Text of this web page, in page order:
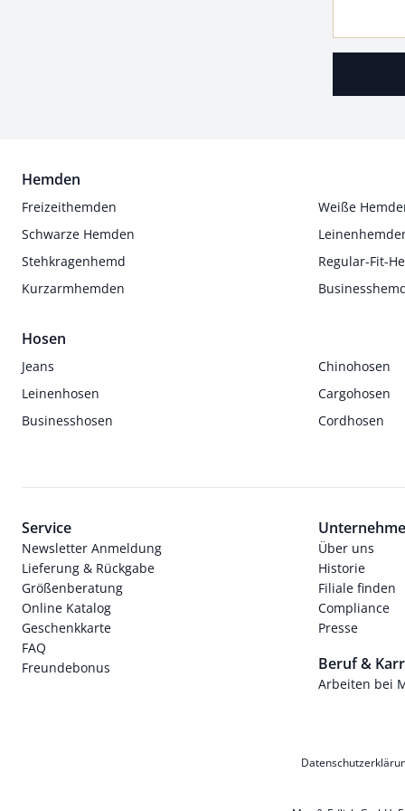
Hemden
Freizeithemden
Weiße
Schwarze Hemden
Stehkragenhemd
Regular-Fit-
Kurzarmhemden
Hosen
Jeans
Chinohosen
Leinenhosen
Cargohosen
Businesshosen
Cordhosen
Service
Newsletter Anmeldung
Lieferung & Rückgabe
Größenberatung
Online Katalog
Geschenkkarte
FAQ
Freundebonus
Über uns
Historie
Filiale finden
Compliance
Presse
Beruf &
Arbeiten bei